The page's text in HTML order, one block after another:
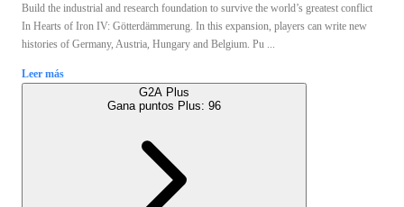
Build the industrial and research foundation to survive the world’s greatest conflict
In Hearts of Iron IV: Götterdämmerung. In this expansion, players can write new
histories of Germany, Austria, Hungary and Belgium. Pu ...
Leer más
G2A Plus
Gana puntos Plus: 96